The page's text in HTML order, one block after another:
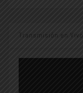
Transmisión en Vivo